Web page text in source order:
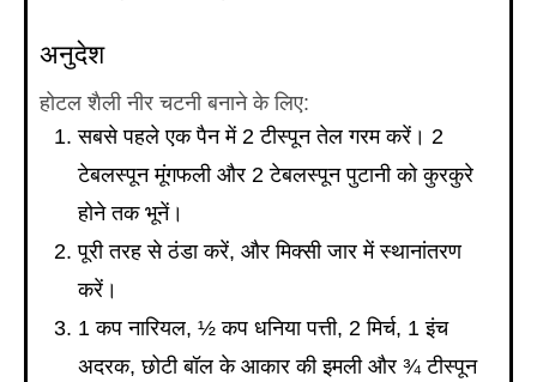
अनुदेश
होटल शैली नीर चटनी बनाने के लिए:
सबसे पहले एक पैन में 2 टीस्पून तेल गरम करें। 2
टेबलस्पून मूंगफली और 2 टेबलस्पून पुटानी को कुरकुरे
होने तक भूनें।
पूरी तरह से ठंडा करें, और मिक्सी जार में स्थानांतरण
करें।
1 कप नारियल, ½ कप धनिया पत्ती, 2 मिर्च, 1 इंच
अदरक, छोटी बॉल के आकार की इमली और ¾ टीस्पून